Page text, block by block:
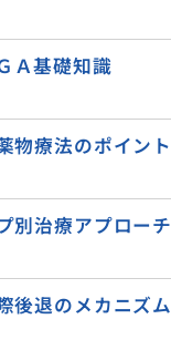
Ａ基礎知識
物療法のポイント
別治療アプローチ
後退のメカニズム